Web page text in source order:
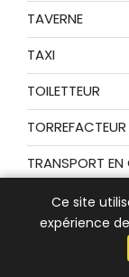
TAVERNE
TAXI
TOILETTEUR
TORREFACTEUR
TRANSPORT
TRANSPORTEUR
VETEMENTS
Ce site
expérience